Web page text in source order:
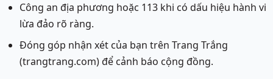
Công an địa phương hoặc 113 khi có dấu hiệu hành vi
lừa đảo rõ ràng.
Đóng góp nhận xét của bạn trên Trang Trắng
(trangtrang.com) để cảnh báo cộng đồng.